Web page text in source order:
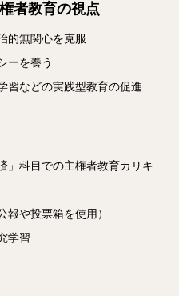
者教育の視点
的無関心を克服
ーを養う
習などの実践型教育の促進
」科目での主権者教育カリキ
報や投票箱を使用）
学習